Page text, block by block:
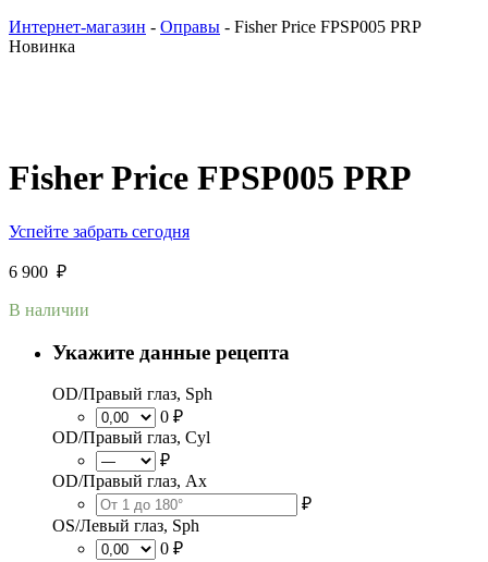
Интернет-магазин - Оправы - Fisher Price FPSP005 PRP
Новинка
Fisher Price FPSP005 PRP
Успейте забрать сегодня
6 900 ₽
В наличии
Укажите данные рецепта
OD/Правый глаз, Sph
0 ₽
OD/Правый глаз, Cyl
₽
OD/Правый глаз, Ax
₽
OS/Левый глаз, Sph
0 ₽